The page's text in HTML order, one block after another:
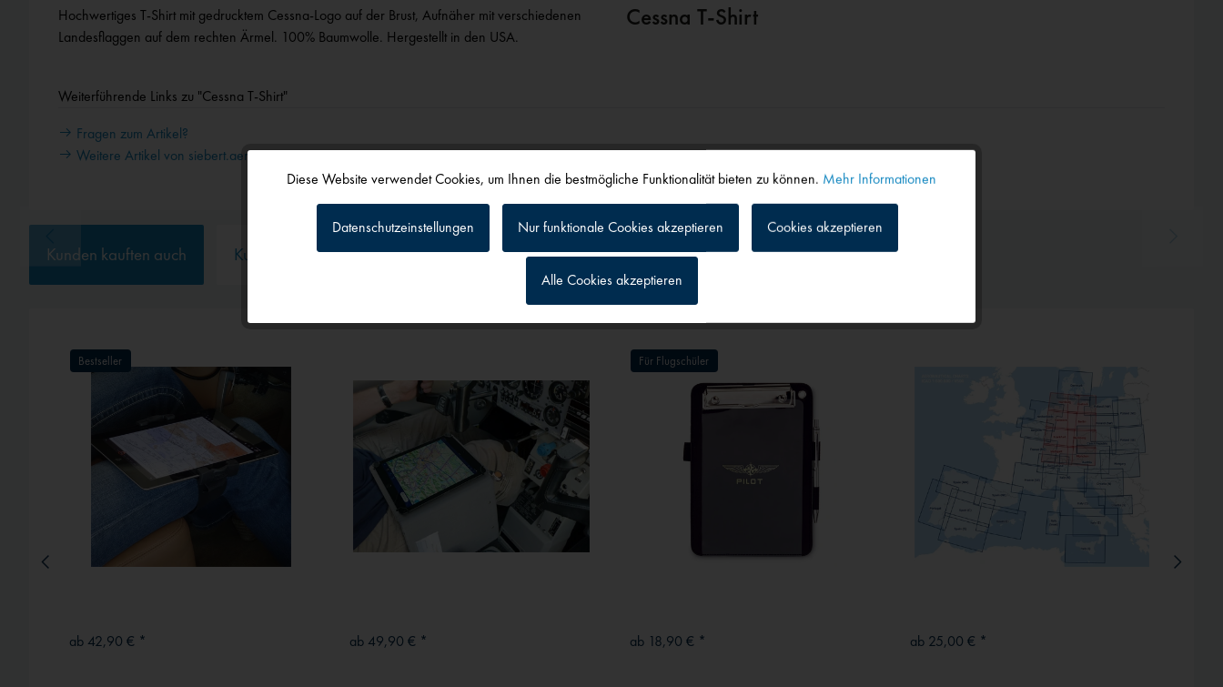
Hochwertiges T-Shirt mit gedrucktem Cessna-Logo auf der Brust, Aufnäher mit verschiedenen
Landesflaggen auf dem rechten Ärmel. 100% Baumwolle. Hergestellt in den USA.
Cessna T-Shirt
Weiterführende Links zu "Cessna T-Shirt"
Fragen zum Artikel?
Weitere Artikel von siebert.aero
Kunden kauften auch Kunden haben sich ebenfalls angesehen
Bestseller
ab 42,90 € * ab 49,90 € *
Für Flugschüler
ab 18,90 € * ab 25,00 € *
Tracking Inaktiv
Externe Medien
Diese Website verwendet Cookies, um Ihnen die bestmögliche Funktionalität bieten zu können. Mehr Informationen
Datenschutzeinstellungen Nur funktionale Cookies akzeptieren Cookies akzeptieren
Alle Cookies akzeptieren